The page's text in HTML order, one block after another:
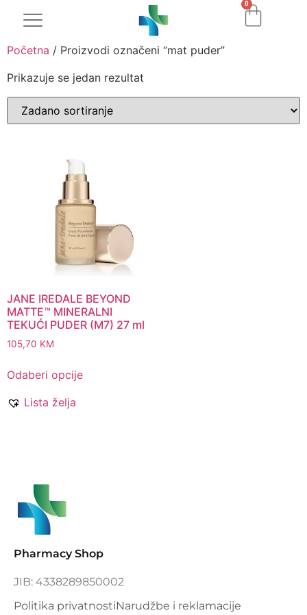
0
Početna / Proizvodi označeni “mat puder”
Prikazuje se jedan rezultat
JANE IREDALE BEYOND
MATTE™ MINERALNI
TEKUĆI PUDER (M7) 27 ml
105,70 KM
Odaberi opcije
Lista želja
Pharmacy Shop
JIB: 4338289850002
Politika privatnostiNarudžbe i reklamacije